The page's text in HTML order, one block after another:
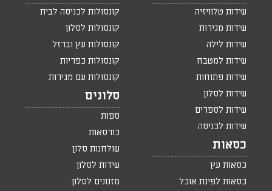
שידות טלוויזיה
שידות מגירות
שידות לילה
שידות למטבח
שידות פתוחות
שידות לסלון
שידות לספרים
שידות לכניסה
כסאות
כסאות עץ
כסאות לפינת אוכל
קונסולות לכניסה לבית
קונסולות לסלון
קונסולות עץ וברזל
קונסולות כפריות
קונסולות עם מגירות
סלונים
ספות
כורסאות
שולחנות סלון
שידות לסלון
מזנונים לסלון